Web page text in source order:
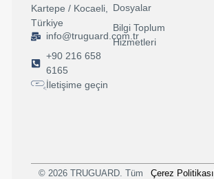
Dosyalar
Bilgi Toplum
Hizmetleri
Kartepe / Kocaeli,
Türkiye
info@truguard.com.tr
+90 216 658
6165
İletişime geçin
© 2026 TRUGUARD. Tüm
Çerez Politikası